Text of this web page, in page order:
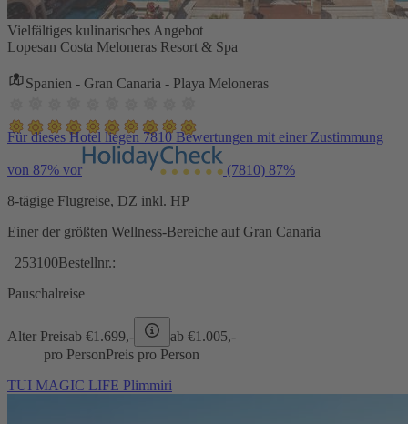
Vielfältiges kulinarisches Angebot
Lopesan Costa Meloneras Resort & Spa
Spanien - Gran Canaria - Playa Meloneras
Für dieses Hotel liegen 7810 Bewertungen mit einer Zustimmung
von 87% vor (7810) 87%
8-tägige Flugreise, DZ inkl. HP
Einer der größten Wellness-Bereiche auf Gran Canaria
253100Bestellnr.:
Pauschalreise
Alter Preisab €1.699,- ab €1.005,-
pro PersonPreis pro Person
TUI MAGIC LIFE Plimmiri